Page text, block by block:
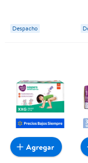
Despacho
Agregar